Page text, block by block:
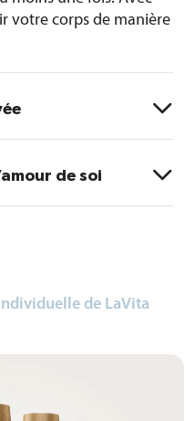
votre corps de manière

augmentent avec
de soi 
de LaVita